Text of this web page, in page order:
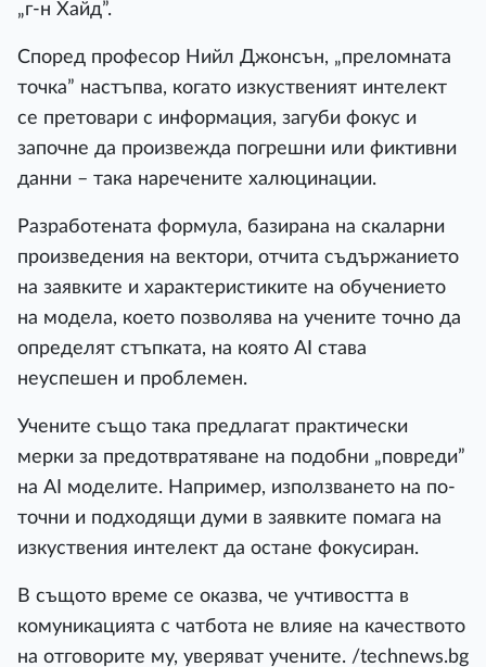
„г-н Хайд”.
Според професор Нийл Джонсън, „преломната
точка” настъпва, когато изкуственият интелект
се претовари с информация, загуби фокус и
започне да произвежда погрешни или фиктивни
данни – така наречените халюцинации.
Разработената формула, базирана на скаларни
произведения на вектори, отчита съдържанието
на заявките и характеристиките на обучението
на модела, което позволява на учените точно да
определят стъпката, на която AI става
неуспешен и проблемен.
Учените също така предлагат практически
мерки за предотвратяване на подобни „повреди”
на AI моделите. Например, използването на по-
точни и подходящи думи в заявките помага на
изкуствения интелект да остане фокусиран.
В същото време се оказва, че учтивостта в
комуникацията с чатбота не влияе на качеството
на отговорите му, уверяват учените. /technews.bg